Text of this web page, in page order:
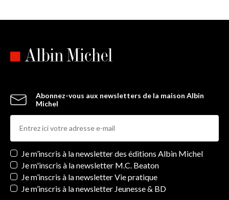
Abonnez-vous aux newsletters de la maison Albin
Michel
Newsletters
Je m’inscris à la newsletter des éditions Albin Michel
Je m'inscris à la newsletter M.C. Beaton
Je m’inscris à la newsletter Vie pratique
Je m’inscris à la newsletter Jeunesse & BD